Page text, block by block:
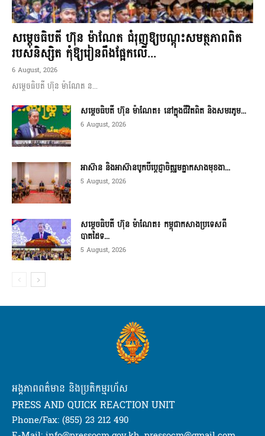
សម្តេចធិបតី ហ៊ុន ម៉ាណែត ជំរុញឱ្យបណ្តុះសមត្ថភាពពិត
របស់និស្សិត កុំឱ្យរៀនពឹងផ្អែកលើ...
6 August, 2026
សម្តេចធិបតី ហ៊ុន ម៉ាណែត ន...
សម្តេចធិបតី ហ៊ុន ម៉ាណែត៖ នៅក្នុងជីវិតពិត និងសមរភូម...
6 August, 2026
អាស៊ាន និងអាស៊ានបូកបីប្តេជ្ញាចិត្តរួមគ្នាកសាងមុខងា...
5 August, 2026
សម្ដេចធិបតី ហ៊ុន ម៉ាណែត៖ កម្ពុជាកសាងប្រទេសពី
បាតដៃទ...
5 August, 2026
អង្គភាពពត៌មាន និងប្រតិកម្មរហ័ស
PRESS AND QUICK REACTION UNIT
Phone/Fax: (855) 23 212 490